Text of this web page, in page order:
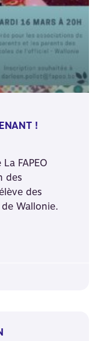
!
FAPEO
des
des
Wallonie.